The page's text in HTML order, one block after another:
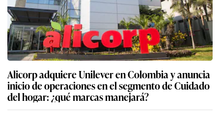
Alicorp adquiere Unilever en Colombia y anuncia
inicio de operaciones en el segmento de Cuidado
del hogar: ¿qué marcas manejará?